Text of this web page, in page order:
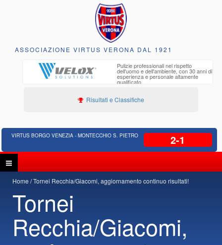
ASSOCIAZIONE VIRTUS VERONA DAL 1921
Pulizie professionali nel rispetto
dell'uomo e dell'ambiente, con 30 anni di
esperienza e personale altamente
qualificato
Risultati e Classifiche
VIRTUS BORGO VENEZIA - MONTECCHIO S. PIETRO 2-1
Home Tornei Recchia/Giacomi, aggiornamento continuo risultati!
Tornei
Recchia/Giacomi,